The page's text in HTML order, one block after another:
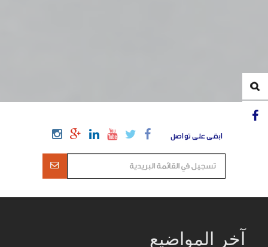
ابقى على تواصل
آخر المواضيع